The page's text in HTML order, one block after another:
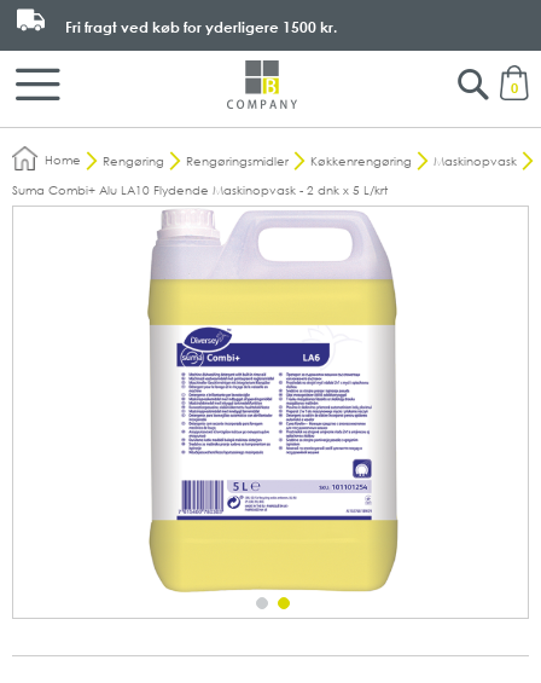
0
Fri fragt ved køb for yderligere 1500 kr.
Search
Home Rengøring Rengøringsmidler Køkkenrengøring
Maskinopvask
Suma Combi+ Alu LA10 Flydende Maskinopvask - 2 dnk x 5 L/krt